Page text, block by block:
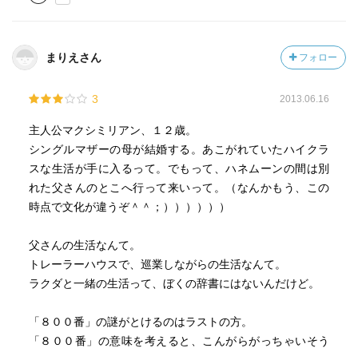
まりえさん フォロー
3 2013.06.16
主人公マクシミリアン、１２歳。
シングルマザーの母が結婚する。あこがれていたハイクラ
スな生活が手に入るって。でもって、ハネムーンの間は別
れた父さんのとこへ行って来いって。（なんかもう、この
時点で文化が違うぞ＾＾；））））））
父さんの生活なんて。
トレーラーハウスで、巡業しながらの生活なんて。
ラクダと一緒の生活って、ぼくの辞書にはないんだけど。
「８００番」の謎がとけるのはラストの方。
「８００番」の意味を考えると、こんがらがっちゃいそう